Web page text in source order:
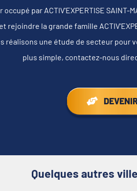
par ACTIV'EXPERTISE
la grande famille
réalisons une étude de secteur pour
plus simple, contactez-nous
Quelques autres